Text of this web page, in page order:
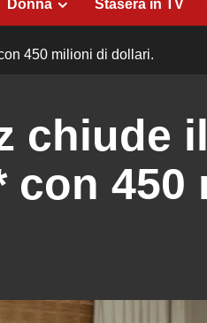
Donna Stasera in TV
450 milioni di dollari.
chiude
con 450